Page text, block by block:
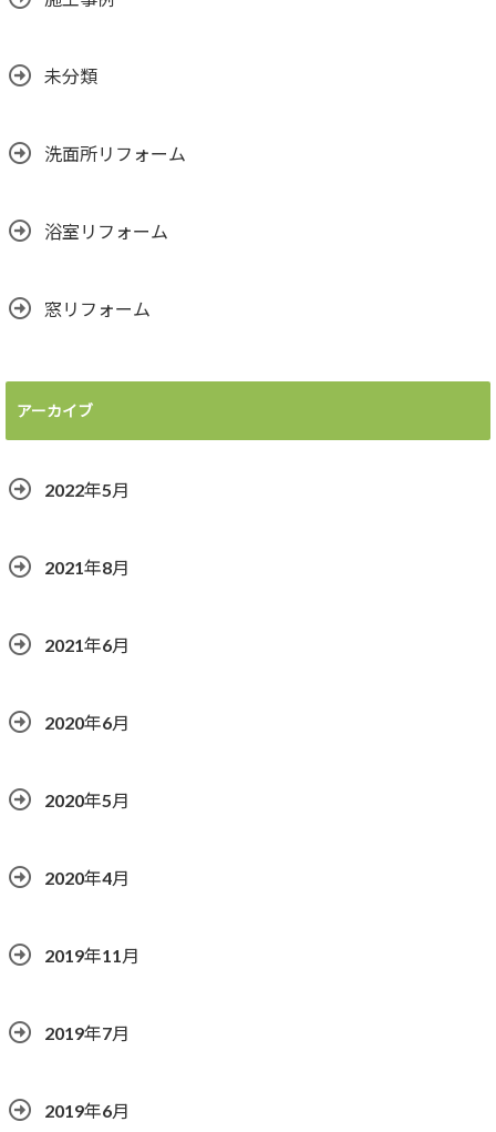
未分類
洗面所リフォーム
浴室リフォーム
窓リフォーム
アーカイブ
2022年5月
2021年8月
2021年6月
2020年6月
2020年5月
2020年4月
2019年11月
2019年7月
2019年6月